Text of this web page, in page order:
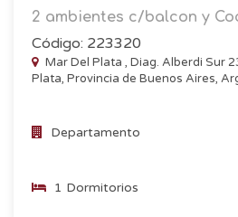
2 ambientes c/balcon y
Código: 223320
Mar Del Plata , Diag. Alberdi Sur
Plata, Provincia de Buenos Aires,
Departamento
1 Dormitorios